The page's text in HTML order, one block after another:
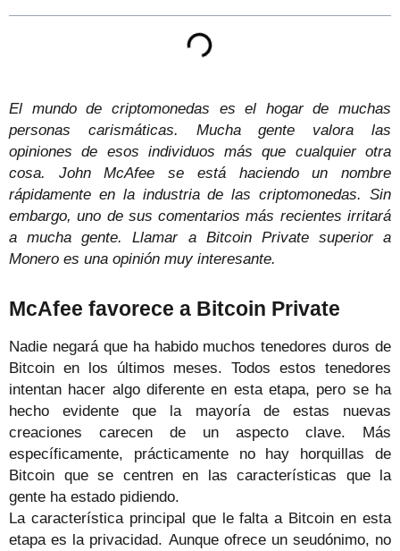
El mundo de criptomonedas es el hogar de muchas
personas carismáticas. Mucha gente valora las
opiniones de esos individuos más que cualquier otra
cosa. John McAfee se está haciendo un nombre
rápidamente en la industria de las criptomonedas. Sin
embargo, uno de sus comentarios más recientes irritará
a mucha gente. Llamar a Bitcoin Private superior a
Monero es una opinión muy interesante.
McAfee favorece a Bitcoin Private
Nadie negará que ha habido muchos tenedores duros de
Bitcoin en los últimos meses. Todos estos tenedores
intentan hacer algo diferente en esta etapa, pero se ha
hecho evidente que la mayoría de estas nuevas
creaciones carecen de un aspecto clave. Más
específicamente, prácticamente no hay horquillas de
Bitcoin que se centren en las características que la
gente ha estado pidiendo.
La característica principal que le falta a Bitcoin en esta
etapa es la privacidad. Aunque ofrece un seudónimo, no